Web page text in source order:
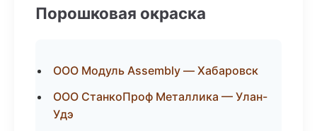
Порошковая окраска
ООО Модуль Assembly — Хабаровск
ООО СтанкоПроф Металлика — Улан-
Удэ